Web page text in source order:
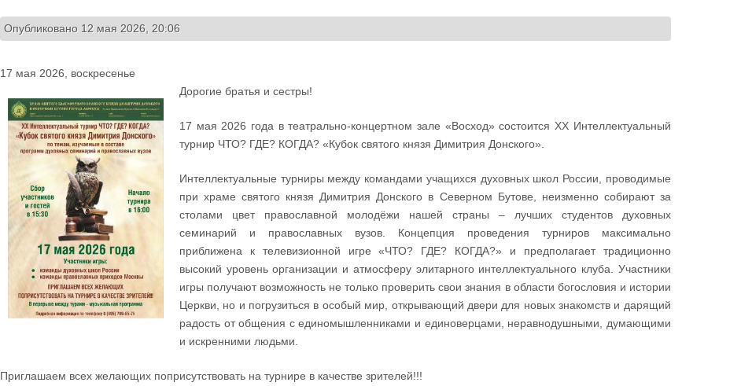
Опубликовано 12 мая 2026, 20:06
17 мая 2026, воскресенье
Дорогие братья и сестры!
17 мая 2026 года в театрально-концертном зале «Восход» состоится XX Интеллектуальный
турнир ЧТО? ГДЕ? КОГДА? «Кубок святого князя Димитрия Донского».
Интеллектуальные турниры между командами учащихся духовных школ России, проводимые
при храме святого князя Димитрия Донского в Северном Бутове, неизменно собирают за
столами цвет православной молодёжи нашей страны – лучших студентов духовных
семинарий и православных вузов. Концепция проведения турниров максимально
приближена к телевизионной игре «ЧТО? ГДЕ? КОГДА?» и предполагает традиционно
высокий уровень организации и атмосферу элитарного интеллектуального клуба. Участники
игры получают возможность не только проверить свои знания в области богословия и истории
Церкви, но и погрузиться в особый мир, открывающий двери для новых знакомств и дарящий
радость от общения с единомышленниками и единоверцами, неравнодушными, думающими
и искренними людьми.
Приглашаем всех желающих поприсутствовать на турнире в качестве зрителей!!!